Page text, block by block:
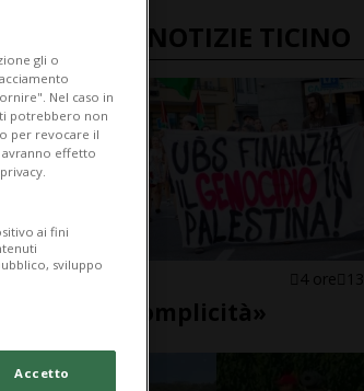
ULTIME NOTIZIE TICINO
LOCARNO 4 ore 13
«Basta complicità»
gli o
Nel caso in
potrebbero non
per revocare il
avranno effetto
ai fini
sviluppo
Accetto